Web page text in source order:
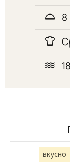
вкусно